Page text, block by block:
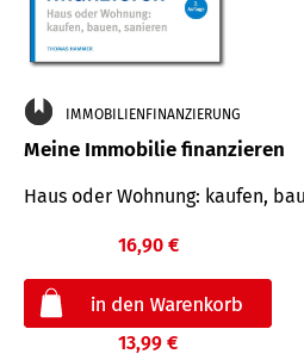
IMMOBILIENFINANZIERUNG
Meine Immobilie finanzieren
Haus oder Wohnung: kaufen,
16,90 €
13,99 €